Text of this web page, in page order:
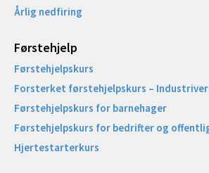
Årlig nedfiring
Førstehjelp
Førstehjelpskurs
Forsterket førstehjelpskurs –
Førstehjelpskurs for barnehager
Førstehjelpskurs for bedrifter og
Hjertestarterkurs